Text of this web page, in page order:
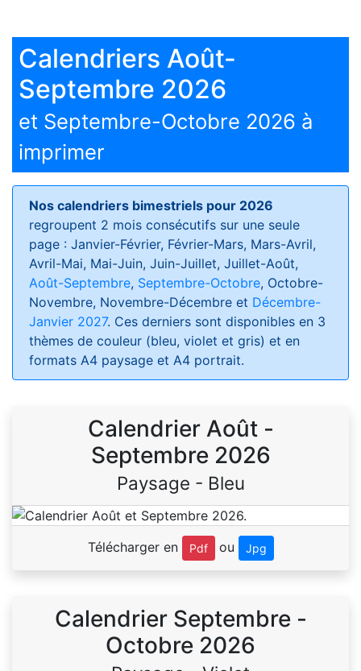
Calendriers Août-
Septembre 2026
et Septembre-Octobre 2026 à
imprimer
Nos calendriers bimestriels pour 2026
regroupent 2 mois consécutifs sur une seule
page : Janvier-Février, Février-Mars, Mars-Avril,
Avril-Mai, Mai-Juin, Juin-Juillet, Juillet-Août,
Août-Septembre, Septembre-Octobre, Octobre-
Novembre, Novembre-Décembre et Décembre-
Janvier 2027. Ces derniers sont disponibles en 3
thèmes de couleur (bleu, violet et gris) et en
formats A4 paysage et A4 portrait.
Calendrier Août -
Septembre 2026
Paysage - Bleu
Télécharger en Pdf ou Jpg
Calendrier Septembre -
Octobre 2026